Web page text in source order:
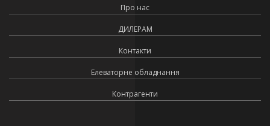
Про нас
ДИЛЕРАМ
Контакти
Елеваторне обладнання
Контрагенти